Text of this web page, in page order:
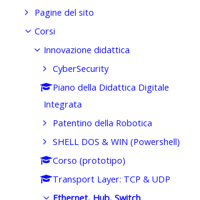
Pagine del sito
Corsi
Innovazione didattica
CyberSecurity
Piano della Didattica Digitale
Integrata
Patentino della Robotica
SHELL DOS & WIN (Powershell)
Corso (prototipo)
Transport Layer: TCP & UDP
Ethernet, Hub, Switch